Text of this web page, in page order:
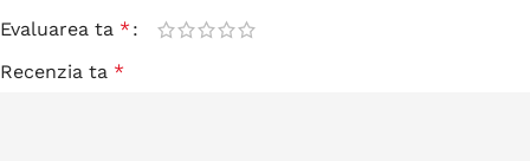
Evaluarea ta *
Recenzia ta *